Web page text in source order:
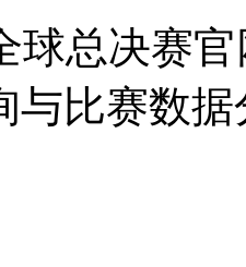
球总决赛
与比赛数